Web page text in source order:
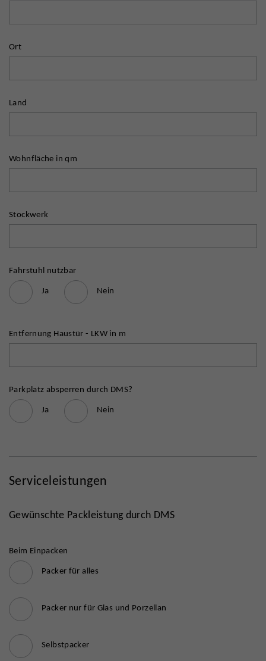
Ort
Land
Wohnfläche in qm
Stockwerk
Fahrstuhl nutzbar
Ja
Nein
Entfernung Haustür - LKW in m
Parkplatz absperren durch DMS?
Ja
Nein
Serviceleistungen
Gewünschte Packleistung durch DMS
Beim Einpacken
Packer für alles
Packer nur für Glas und Porzellan
Selbstpacker